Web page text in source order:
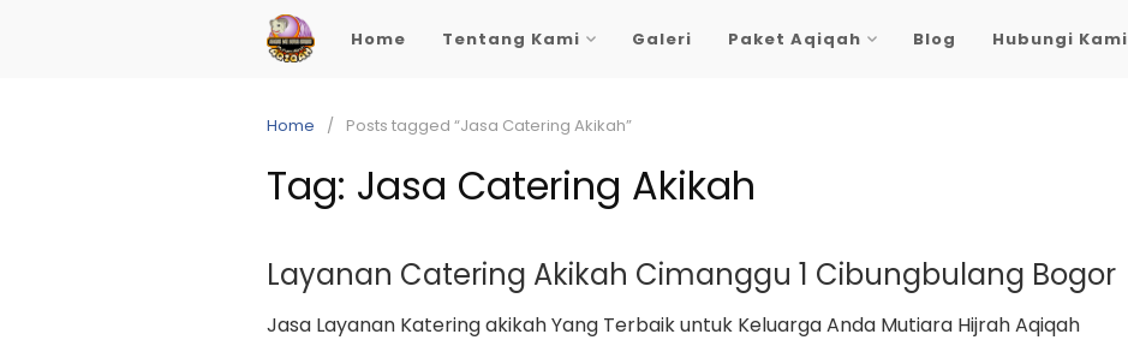
Home Tentang Kami Galeri Paket Aqiqah Blog Hubungi Kami
Home Posts tagged “Jasa Catering Akikah”
Tag: Jasa Catering Akikah
Layanan Catering Akikah Cimanggu 1 Cibungbulang Bogor
Jasa Layanan Katering akikah Yang Terbaik untuk Keluarga Anda Mutiara Hijrah Aqiqah